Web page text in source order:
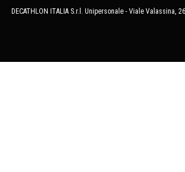
DECATHLON ITALIA S.r.l. Unipersonale - Viale Valassina,